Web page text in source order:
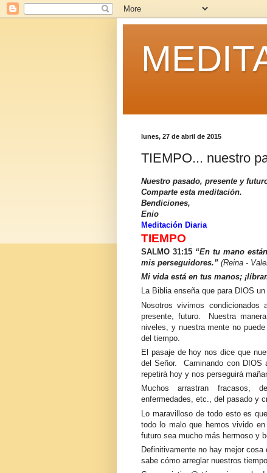
lunes, 27 de abril de 2015
TIEMPO... nuestro
Nuestro pasado, presente y
Comparte esta meditación.
Bendiciones,
Enio
Meditación Diaria
TIEMPO
SALMO 31:15 “En tu mano
mis perseguidores.” (Reina -
Mi vida está en tus manos;
La Bibliaenseña que para DIOS
Nosotros vivimos
presente, futuro. Nuestra
niveles, y nuestra mente no
del tiempo.
El pasaje de hoy nos dice que
del Señor. Caminando con DIOS
repetirá hoy y nos perseguirá
Muchos arrastran fracasos,
enfermedades, etc., del pasado y
Lo maravilloso de todo esto es
todo lo malo que hemos vivido
futuro sea mucho más hermoso y
Definitivamente no hay mejor
sabe cómo arreglar nuestros